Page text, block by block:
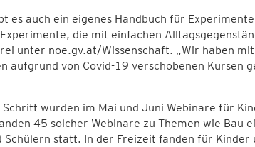
es auch ein eigenes Handbuch für
die mit einfachen
unter noe.gv.at/Wissenschaft. „Wir haben
aufgrund von Covid-19 verschobenen Kursen
wurden im Mai und Juni Webinare für
45 solcher Webinare zu Themen wie
Schülern statt. In der Freizeit fanden für